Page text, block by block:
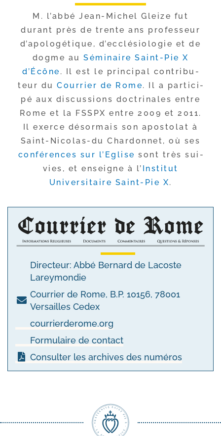
M. l’ab­bé Jean-​Michel Gleize fut
durant près de trente ans pro­fes­seur
d’a­po­lo­gé­tique, d’ec­clé­sio­lo­gie et de
dogme au Séminaire Saint-​Pie X
d’Écône . Il est le prin­ci­pal contri­bu­
teur du Courrier de Rome. Il a par­ti­ci­
pé aux dis­cus­sions doc­tri­nales entre
Rome et la FSSPX entre 2009 et 2011.
Il exerce désor­mais son apos­to­lat à
Saint-​Nicolas-​du Chardonnet, où ses
confé­rences sur l’Eglise sont très sui­
vies, et enseigne à l’ Institut
Universitaire Saint-​Pie X.
Directeur: Abbé Bernard de Lacoste
Lareymondie
Courrier de Rome, B.P. 10156, 78001
Versailles Cedex
courrierderome.org
Formulaire de contact
Consulter les archives des numéros